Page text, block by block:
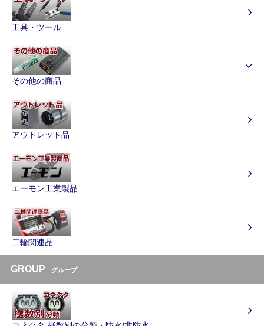
工具・ツール
その他の商品
アウトレット品
エーモン工業製品
二輪関連品
GROUP グループ